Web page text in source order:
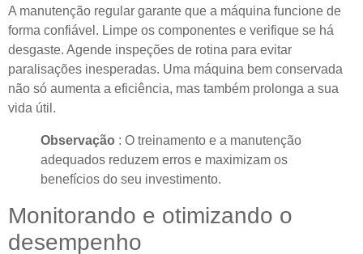
A manutenção regular garante que a máquina funcione de
forma confiável. Limpe os componentes e verifique se há
desgaste. Agende inspeções de rotina para evitar
paralisações inesperadas. Uma máquina bem conservada
não só aumenta a eficiência, mas também prolonga a sua
vida útil.
Observação : O treinamento e a manutenção
adequados reduzem erros e maximizam os
benefícios do seu investimento.
Monitorando e otimizando o
desempenho